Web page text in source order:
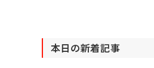
本日の新着記事